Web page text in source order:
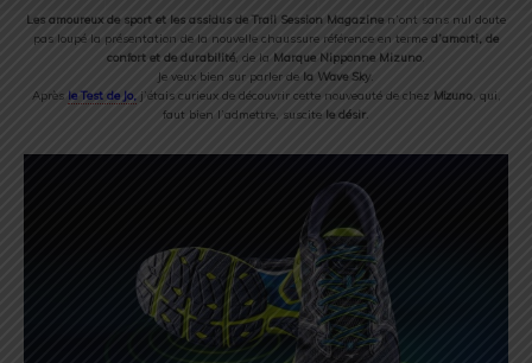
Les amoureux de sport et les assidus de Trail Session Magazine n’ont sans nul doute
pas loupé la présentation de la nouvelle chaussure référence en terme d’amorti, de
confort et de durabilité, de la Marque Nipponne Mizuno.
Je veux bien sur parler de la Wave Sky .
Après le Test de Jo,j’étais curieux de découvrir cette nouveauté de chez Mizuno, qui,
faut bien l’admettre, suscite le désir.